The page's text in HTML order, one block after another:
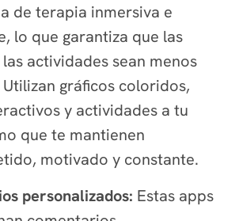
de terapia inmersiva e
lo que garantiza que las
las actividades sean menos
gráficos coloridos,
y actividades a tu
que te mantienen
motivado y constante.
personalizados: Estas apps